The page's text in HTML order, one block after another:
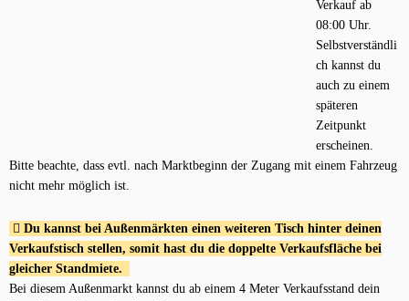
Verkauf ab
08:00 Uhr.
Selbstverständli
ch kannst du
auch zu einem
späteren
Zeitpunkt
erscheinen.
Bitte beachte, dass evtl. nach Marktbeginn der Zugang mit einem Fahrzeug
nicht mehr möglich ist.
Du kannst bei Außenmärkten einen weiteren Tisch hinter deinen
Verkaufstisch stellen, somit hast du die doppelte Verkaufsfläche bei
gleicher Standmiete.
Bei diesem Außenmarkt kannst du ab einem 4 Meter Verkaufsstand dein